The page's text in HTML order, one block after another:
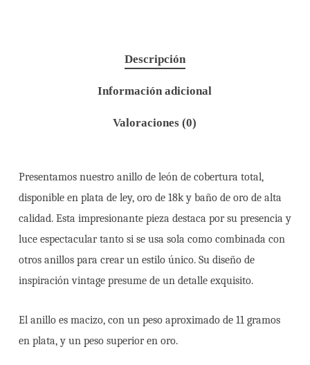
Descripción
Información adicional
Valoraciones (0)
Presentamos nuestro anillo de león de cobertura total,
disponible en plata de ley, oro de 18k y baño de oro de alta
calidad. Esta impresionante pieza destaca por su presencia y
luce espectacular tanto si se usa sola como combinada con
otros anillos para crear un estilo único. Su diseño de
inspiración vintage presume de un detalle exquisito.
El anillo es macizo, con un peso aproximado de 11 gramos
en plata, y un peso superior en oro.